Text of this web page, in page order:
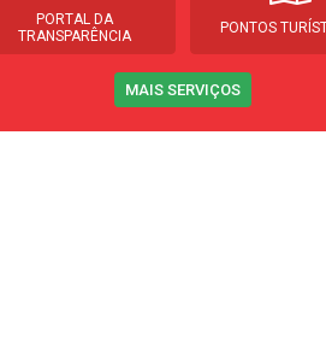
PORTAL DA
TRANSPARÊNCIA
PONTOS
MAIS SERVIÇOS